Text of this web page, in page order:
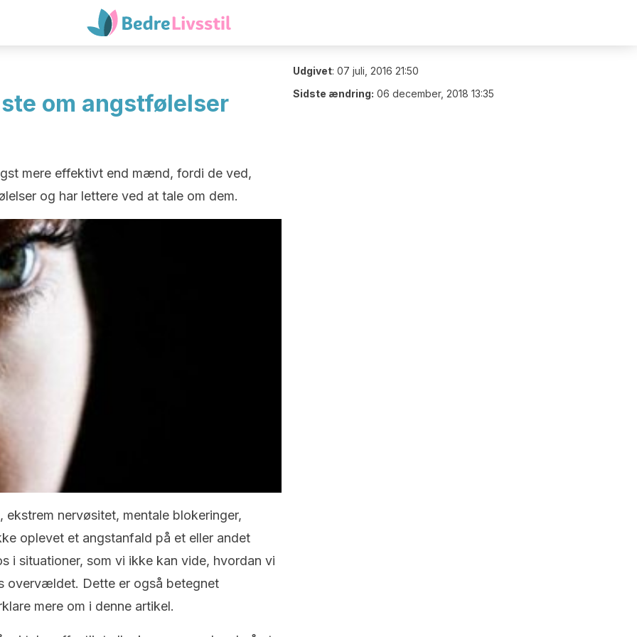
om angstfølelser
mere effektivt end mænd, fordi de ved,
og har lettere ved at tale om dem.
nervøsitet, mentale blokeringer,
oplevet et angstanfald på et eller andet
i situationer, som vi ikke kan vide, hvordan vi
overvældet. Dette er også betegnet
mere om i denne artikel.
Udgivet: 07 juli, 2016 21:50
Sidste ændring: 06 december, 2018 13:35